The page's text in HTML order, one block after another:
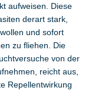
aufweisen. Diese
derart stark,
und sofort
zu fliehen. Die
von der
reicht aus,
Repellentwirkung